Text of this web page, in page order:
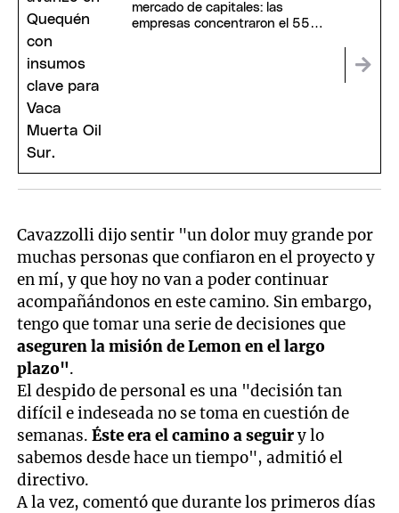
mercado de capitales: las
empresas concentraron el 55%
Cavazzolli dijo sentir "un dolor muy grande por
muchas personas que confiaron en el proyecto y
en mí, y que hoy no van a poder continuar
acompañándonos en este camino. Sin embargo,
tengo que tomar una serie de decisiones que
aseguren la misión de Lemon en el largo
plazo".
El despido de personal es una "decisión tan
difícil e indeseada no se toma en cuestión de
semanas.Éste era el camino a seguiry lo
sabemos desde hace un tiempo", admitió el
directivo.
A la vez, comentó que durante los primeros días